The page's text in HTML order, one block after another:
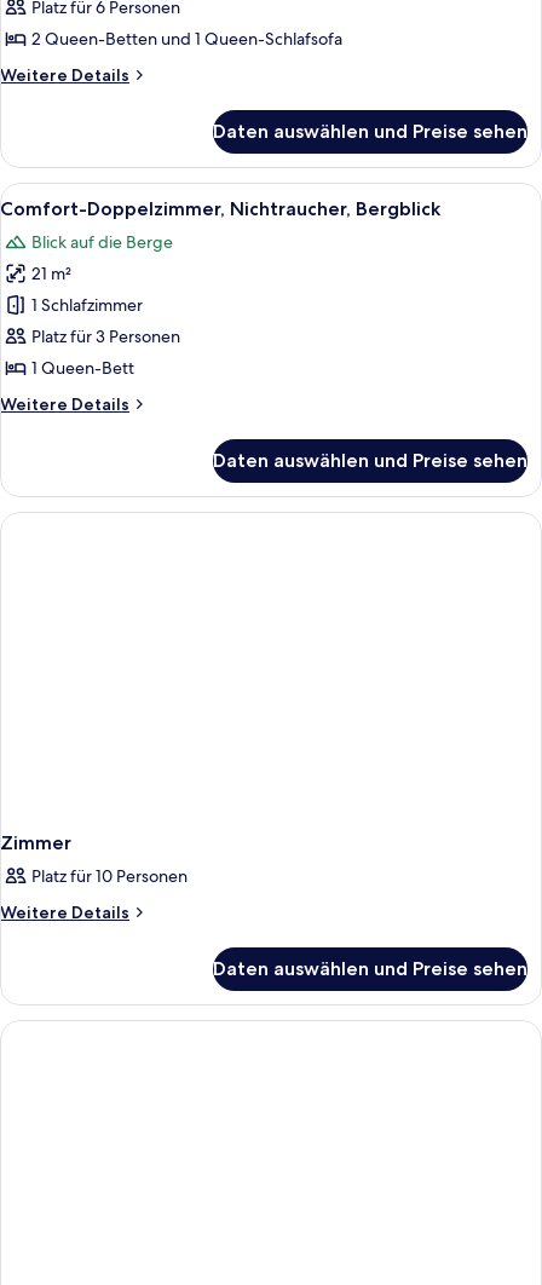
Platz für 6 Personen
2 Queen-Betten und 1 Queen-Schlafsofa
Weitere Details
Weitere
III
Daten auswählen und Preise sehen
Alle
Fotos
für
Comfort-
Doppelzimmer,
Nichtraucher,
Bergblick
Ein Hotelzimmer mit einem
5
Comfort-Doppelzimmer, Nichtraucher, Bergblick
Blick auf die Berge
21 m²
1 Schlafzimmer
Platz für 3 Personen
1 Queen-Bett
Weitere Details
Weitere
Doppelzimmer,
Nichtraucher,
Bergblick
Daten auswählen und Preise sehen
Zimmer
Platz für 10 Personen
Weitere Details
Weitere
Daten auswählen und Preise sehen